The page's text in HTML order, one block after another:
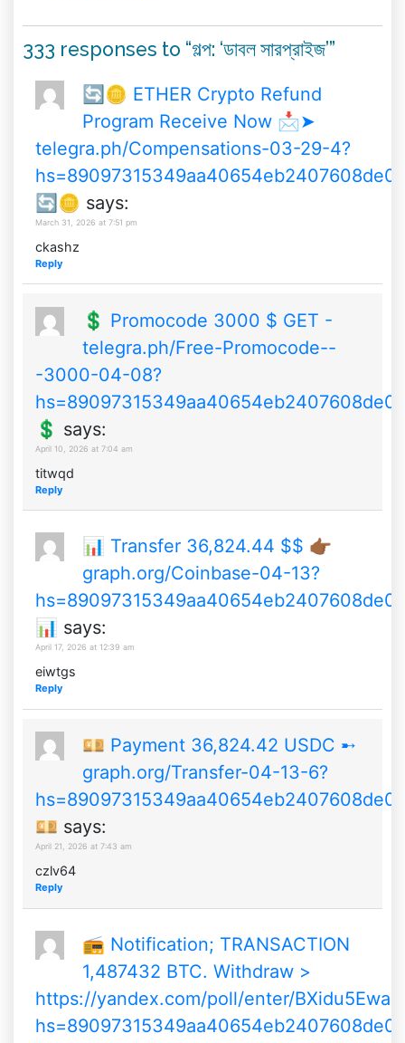
333 responses to “গল্প: ‘ডাবল সারপ্রাইজ’”
🔄🪙 ETHER Crypto Refund
Program Receive Now 📩➤
telegra.ph/Compensations-03-29-4?
🔄🪙 says:
March 31, 2026 at 7:51 pm
ckashz
Reply
💲 Promocode 3000 $ GET -
telegra.ph/Free-Promocode--
-3000-04-08?
💲 says:
April 10, 2026 at 7:04 am
titwqd
Reply
📊 Transfer 36,824.44 $$ 👉🏾
graph.org/Coinbase-04-13?
📊 says:
April 17, 2026 at 12:39 am
eiwtgs
Reply
💴 Payment 36,824.42 USDC ➸
graph.org/Transfer-04-13-6?
💴 says:
April 21, 2026 at 7:43 am
czlv64
Reply
📻 Notification; TRANSACTION
1,487432 BTC. Withdraw >
https://yandex.com/poll/enter/